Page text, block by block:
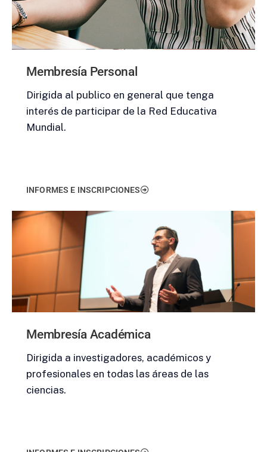
Membresía Personal
Dirigida al publico en general que tenga
interés de participar de la Red Educativa
Mundial.
INFORMES E INSCRIPCIONES
Membresía Académica
Dirigida a investigadores, académicos y
profesionales en todas las áreas de las
ciencias.